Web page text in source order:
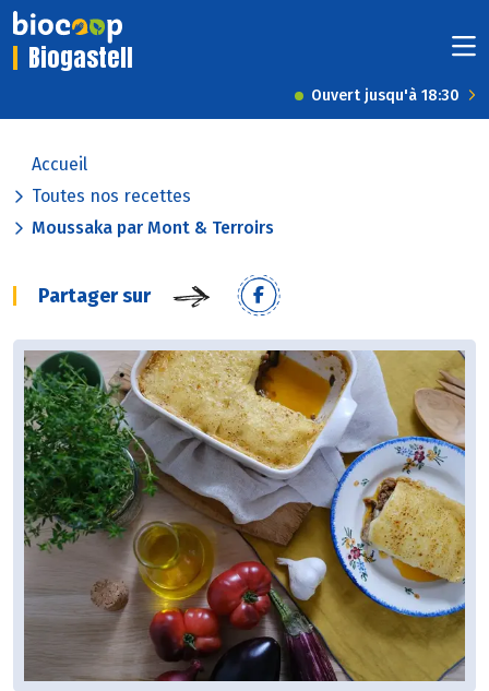
Biogastell
Ouvert jusqu'à 18:30
Accueil
Toutes nos recettes
Moussaka par Mont & Terroirs
Partager sur